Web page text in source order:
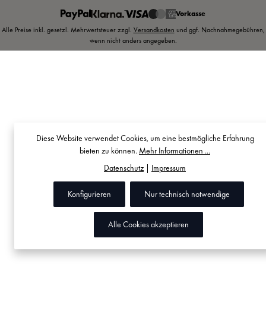
Vorkasse
Alle Preise inkl. gesetzl. Mehrwertsteuer zzgl. Versandkosten und ggf. Nachnahmegebühren,
wenn nicht anders angegeben.
Diese Website verwendet Cookies, um eine bestmögliche Erfahrung
bieten zu können. Mehr Informationen ...
Datenschutz| Impressum
Nur technisch notwendige
Konfigurieren
Alle Cookies akzeptieren